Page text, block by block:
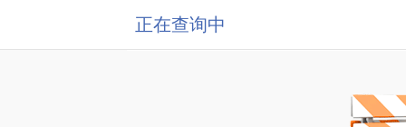
正在查询中